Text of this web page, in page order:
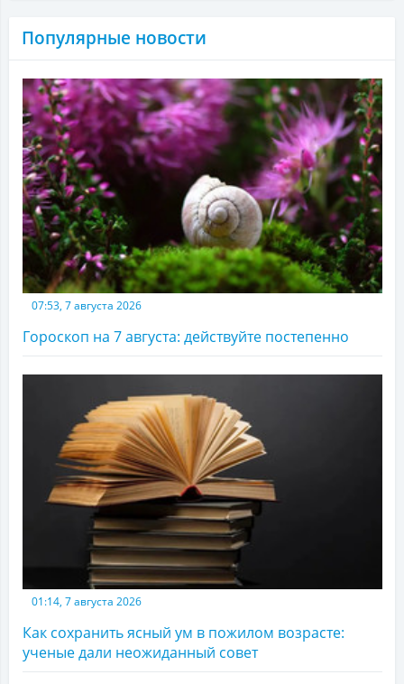
Популярные новости
07:53, 7 августа 2026
Гороскоп на 7 августа: действуйте постепенно
01:14, 7 августа 2026
Как сохранить ясный ум в пожилом возрасте:
ученые дали неожиданный совет